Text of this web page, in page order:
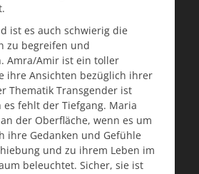
ist es auch schwierig die
zu begreifen und
Amra/Amir ist ein toller
ihre Ansichten bezüglich ihrer
Thematik Transgender ist
es fehlt der Tiefgang. Maria
der Oberfläche, wenn es um
ihre Gedanken und Gefühle
und zu ihrem Leben im
beleuchtet. Sicher, sie ist